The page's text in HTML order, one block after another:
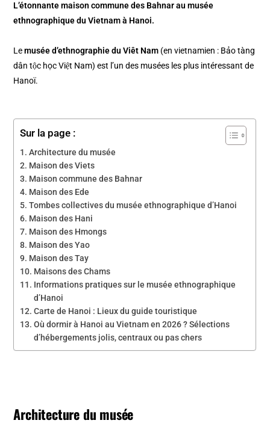
L’étonnante maison commune des Bahnar au musée
ethnographique du Vietnam à Hanoi.
Lemusée d’ethnographie du Viêt Nam (en vietnamien : Bảo tàng
dân tộc học Việt Nam) est l’un des musées les plus intéressant de
Hanoï.
Sur la page :
Architecture du musée
Maison des Viets
Maison commune des Bahnar
Maison des Ede
Tombes collectives du musée ethnographique d’Hanoi
Maison des Hani
Maison des Hmongs
Maison des Yao
Maison des Tay
Maisons des Chams
Informations pratiques sur le musée ethnographique
d’Hanoi
Carte de Hanoi : Lieux du guide touristique
Où dormir à Hanoi au Vietnam en 2026 ? Sélections
d’hébergements jolis, centraux ou pas chers
Architecture du musée